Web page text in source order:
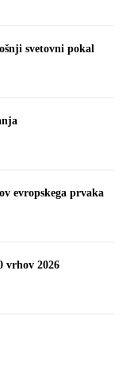
svetovni pokal
evropskega prvaka
vrhov 2026